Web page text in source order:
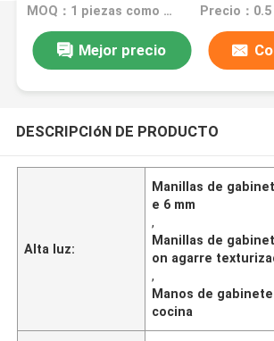
MOQ：1 piezas como muestra Precio：
Mejor precio
DESCRIPCIóN DE PRODUCTO
Alta luz:
Manillas de
e 6 mm
,
Manillas de
on agarre
,
Manos de
cocina